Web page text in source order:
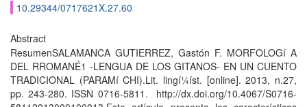
10.29344/0717621X.27.60
Abstract
ResumenSALAMANCA GUTIERREZ, Gastón F. MORFOLOGí A
DEL RROMANÉ1 -LENGUA DE LOS GITANOS- EN UN CUENTO
TRADICIONAL (PARAMí CHI).Lit. lingí¼í­st. [online]. 2013, n.27,
pp. 243-280. ISSN 0716-5811. http://dx.doi.org/10.4067/S0716-